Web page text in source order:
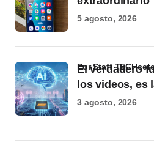
5 agosto, 2026
El verdadero
los videos, es
por Staff
3 agosto, 2026